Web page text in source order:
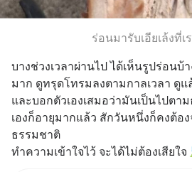
ร่อนมารับเอียเล้งที่เ
บางช่วงเวลาผ่านไป ได้เห็นรูปร่อนบ้
มาก ดูทรุดโทรมลงตามกาลเวลา ดู
และบอกตัวเองเสมอว่ามันเป็นไปตา
เองก็อายุมากแล้ว สักวันหนึ่งก็คงต้อ
ธรรมชาติ
ทำความเข้าใจไว้ จะได้ไม่ต้องเสียใ